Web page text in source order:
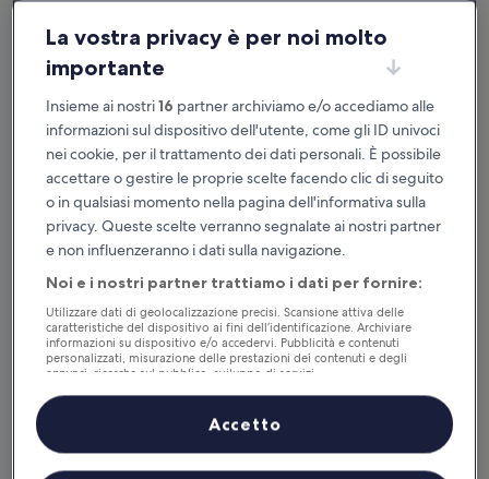
Yeonsan Hound Hotel
Yeonsan Hound Hotel
Struttura
3.5
stelle
1,6 km da Stazione di Busan Dongnae
9.0
su
10,
Meraviglioso,
(145
9,0/10 Meraviglioso
Il
prezzo
attuale
47 €
47 €
tasse e oneri inclusi
HOTEL HLB
La vostra privacy è per noi molto
importante
Insieme ai nostri16 partner archiviamo e/o accediamo alle
informazioni sul dispositivo dell'utente, come gli ID univoci
nei cookie, per il trattamento dei dati personali. È possibile
accettare o gestire le proprie scelte facendo clic di seguito
o in qualsiasi momento nella pagina dell'informativa sulla
privacy. Queste scelte verranno segnalate ai nostri partner
e non influenzeranno i dati sulla navigazione.
Noi e i nostri partner trattiamo i dati per fornire:
Utilizzare dati di geolocalizzazione precisi. Scansione attiva delle
caratteristiche del dispositivo ai fini dell’identificazione. Archiviare
informazioni su dispositivo e/o accedervi. Pubblicità e contenuti
personalizzati, misurazione delle prestazioni dei contenuti e degli
annunci, ricerche sul pubblico, sviluppo di servizi.
Elenco dei partner (fornitori)
Accetto